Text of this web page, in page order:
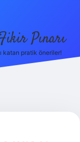
Pınarı
katan pratik öneriler!